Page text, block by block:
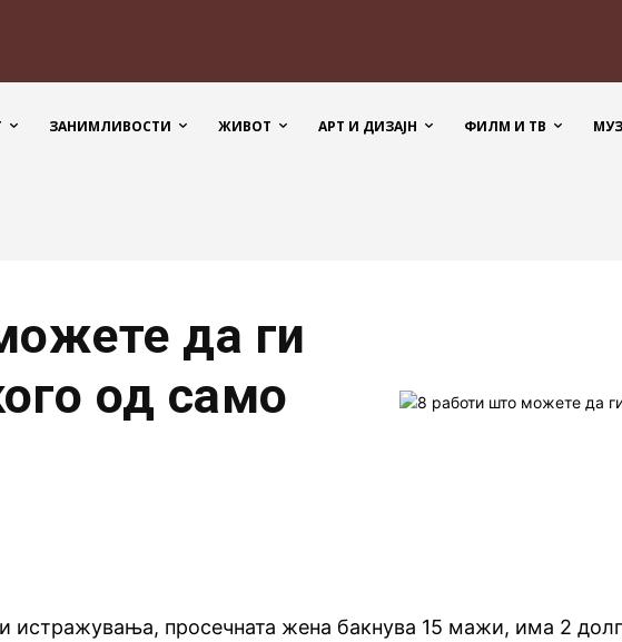
ЗАНИМЛИВОСТИ ЖИВОТ АРТ И ДИЗАЈН ФИЛМ И ТВ
да ги
од само
истражувања, просечната жена бакнува 15 мажи, има 2